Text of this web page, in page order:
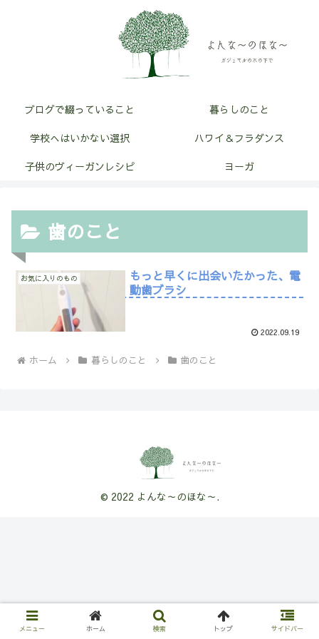
ブログで綴っていること
暮らしのこと
学校へはいかない選択
ハワイ＆フラダンス
子供のヴィーガンレシピ
ヨーガ
歯のこと
お気に入りのもの
もっと早くに出会いたかった、電
動歯ブラシ
2022.09.19
ホーム 暮らしのこと 歯のこと
© 2022 よんな～のほな～.
メニュー ホーム 検索 トップ サイドバー